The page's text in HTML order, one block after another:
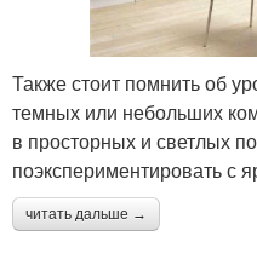
Также стоит помнить об
темных или небольших
в просторных и светлых
поэкспериментировать с
читать дальше →